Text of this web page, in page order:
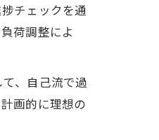
チェックを通
荷調整によ
、自己流で過
画的に理想の